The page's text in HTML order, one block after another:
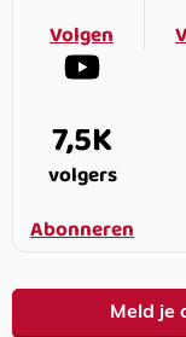
Volgen
7,5K
volgers
Abonneren
Meld je